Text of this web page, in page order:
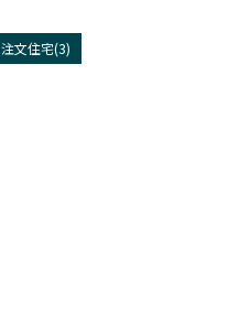
注文住宅(3)